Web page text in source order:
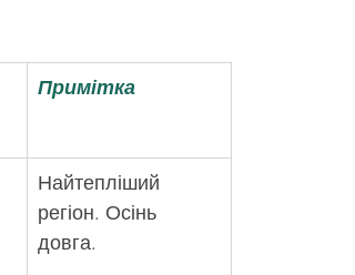
Примітка
Найтепліший
регіон. Осінь
довга.